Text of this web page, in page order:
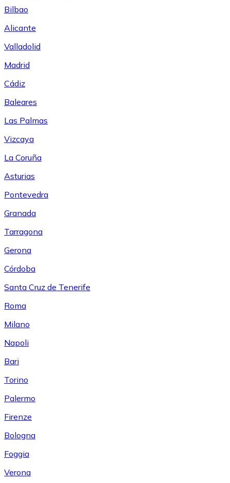
Bilbao
Alicante
Valladolid
Madrid
Cádiz
Baleares
Las Palmas
Vizcaya
La Coruña
Asturias
Pontevedra
Granada
Tarragona
Gerona
Córdoba
Santa Cruz de Tenerife
Roma
Milano
Napoli
Bari
Torino
Palermo
Firenze
Bologna
Foggia
Verona